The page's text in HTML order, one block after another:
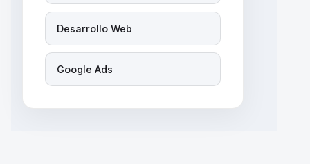
Desarrollo Web
Google Ads